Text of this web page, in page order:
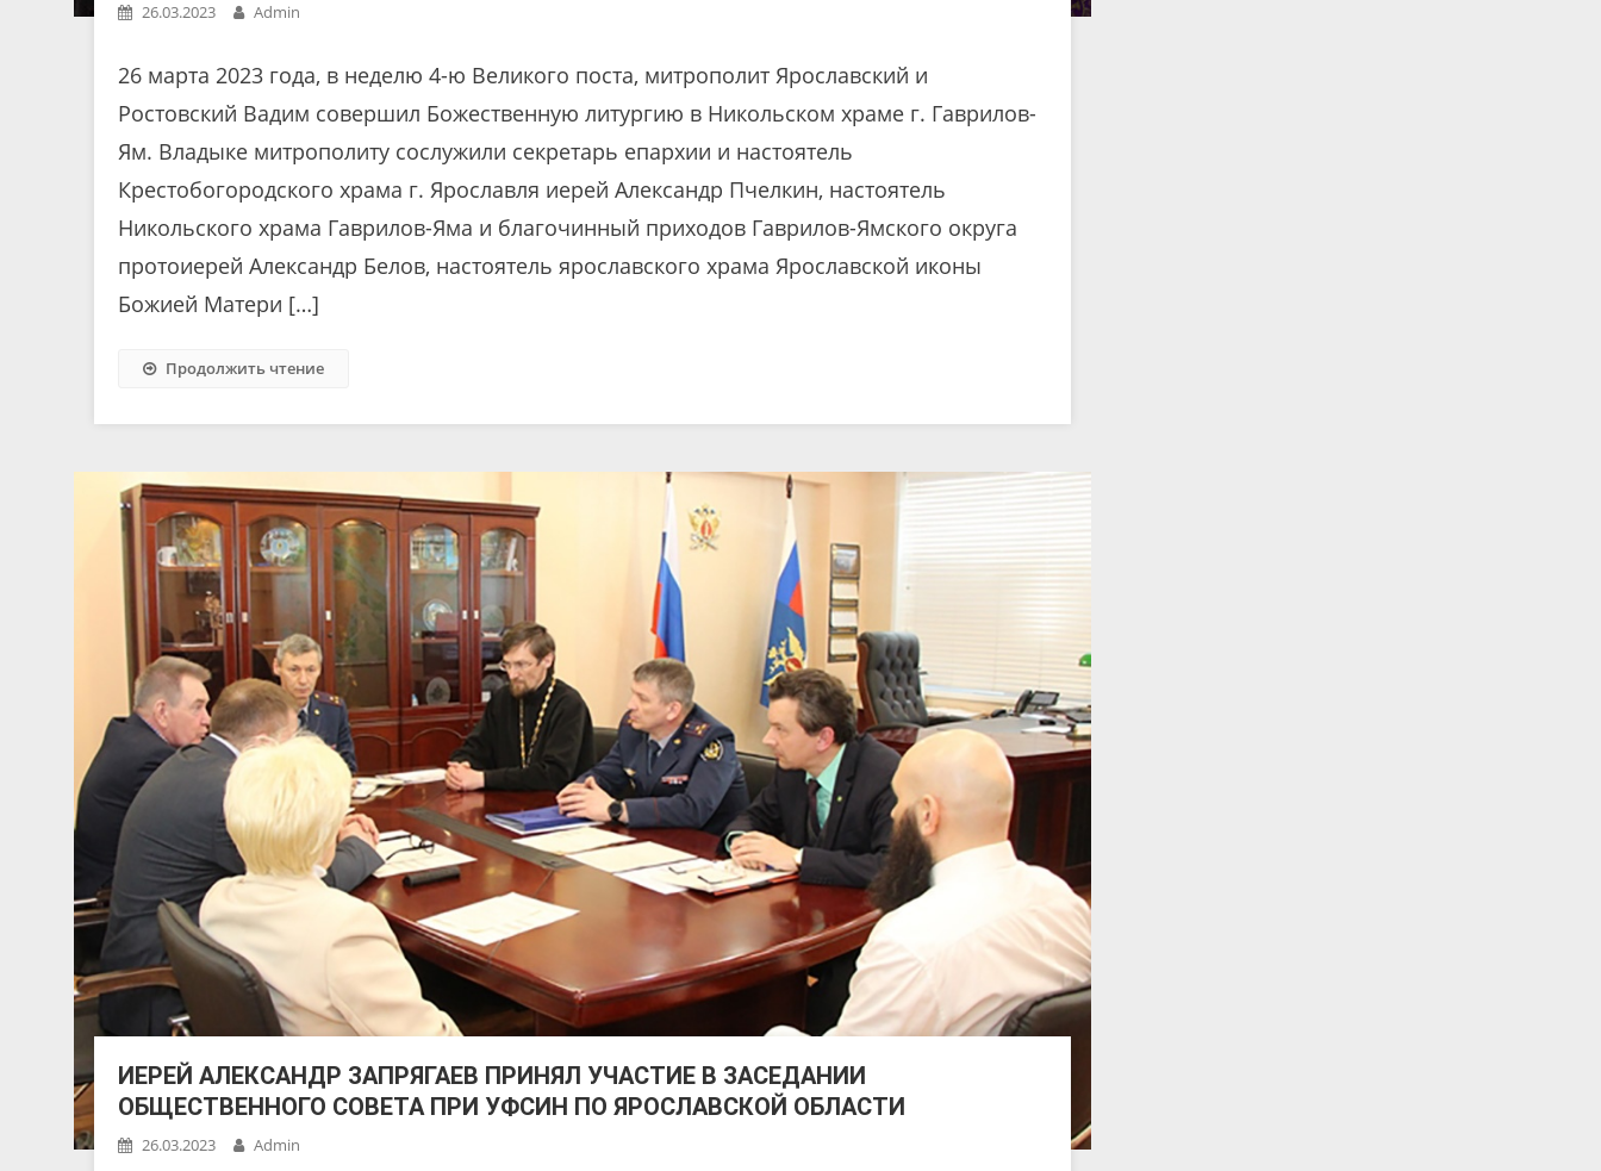
26.03.2023 Admin
26 марта 2023 года, в неделю 4-ю Великого поста, митрополит Ярославский и
Ростовский Вадим совершил Божественную литургию в Никольском храме г. Гаврилов-
Ям. Владыке митрополиту сослужили секретарь епархии и настоятель
Крестобогородского храма г. Ярославля иерей Александр Пчелкин, настоятель
Никольского храма Гаврилов-Яма и благочинный приходов Гаврилов-Ямского округа
протоиерей Александр Белов, настоятель ярославского храма Ярославской иконы
Божией Матери […]
Продолжить чтение
ИЕРЕЙ АЛЕКСАНДР ЗАПРЯГАЕВ ПРИНЯЛ УЧАСТИЕ В ЗАСЕДАНИИ
ОБЩЕСТВЕННОГО СОВЕТА ПРИ УФСИН ПО ЯРОСЛАВСКОЙ ОБЛАСТИ
26.03.2023 Admin